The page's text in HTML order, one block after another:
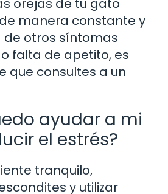
orejas de tu gato
manera constante y
otros síntomas
falta de apetito, es
que consultes a un
ayudar a mi
el estrés?
tranquilo,
y utilizar